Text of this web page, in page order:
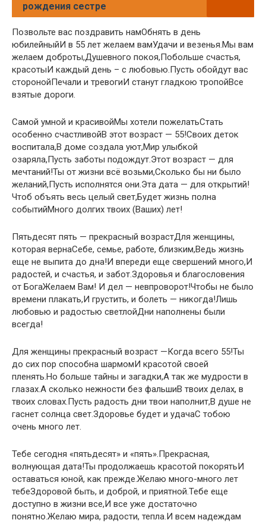
рождения сестре
Позвольте вас поздравить намОбнять в день
юбилейныйИ в 55 лет желаем вамУдачи и везенья.Мы вам
желаем доброты,Душевного покоя,Побольше счастья,
красотыИ каждый день – с любовью.Пусть обойдут вас
сторонойПечали и тревогиИ станут гладкою тропойВсе
взятые дороги.
Самой умной и красивойМы хотели пожелатьСтать
особенно счастливойВ этот возраст — 55!Своих деток
воспитала,В доме создала уют,Мир улыбкой
озаряла,Пусть заботы подождут.Этот возраст — для
мечтаний!Ты от жизни всё возьми,Сколько бы ни было
желаний,Пусть исполнятся они.Эта дата — для открытий!
Чтоб объять весь целый свет,Будет жизнь полна
событийМного долгих твоих (Ваших) лет!
Пятьдесят пять — прекрасный возрастДля женщины,
которая вернаСебе, семье, работе, близким,Ведь жизнь
еще не выпита до дна!И впереди еще свершений много,И
радостей, и счастья, и забот.Здоровья и благословения
от БогаЖелаем Вам! И дел — невпроворот!Чтобы не было
времени плакать,И грустить, и болеть — никогда!Лишь
любовью и радостью светлойДни наполнены были
всегда!
Для женщины прекрасный возраст —Когда всего 55!Ты
до сих пор способна шармомИ красотой своей
пленять.Но больше тайны и загадки,А так же мудрости в
глазах.А сколько нежности без фальшиВ твоих делах, в
твоих словах.Пусть радость дни твои наполнит,В душе не
гаснет солнца свет.Здоровье будет и удачаС тобою
очень много лет.
Тебе сегодня «пятьдесят» и «пять».Прекрасная,
волнующая дата!Ты продолжаешь красотой покорятьИ
оставаться юной, как прежде.Желаю много-много лет
тебеЗдоровой быть, и доброй, и приятной.Тебе еще
доступно в жизни все,И все уже достаточно
понятно.Желаю мира, радости, тепла.И всем надеждам